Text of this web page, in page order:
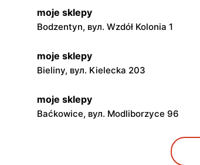
moje sklepy
Bodzentyn, вул. Wzdół Kolonia 1
moje sklepy
Bieliny, вул. Kielecka 203
moje sklepy
Baćkowice, вул. Modliborzyce 96